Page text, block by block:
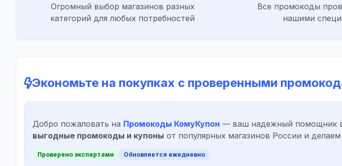
Огромный выбор магазинов разных
категорий для любых потребностей
Все промокоды
нашими
Экономьте на покупках с проверенными
Добро пожаловать на Промокоды КомуКупон — ваш надежный помощник
выгодные промокоды и купоны от популярных магазинов России и
Проверено экспертами Обновляется ежедневно